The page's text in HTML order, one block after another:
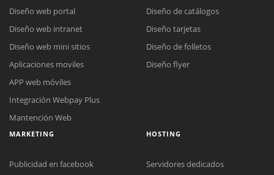
Diseño web portal
Diseño web intranet
Diseño web mini sitios
Aplicaciones moviles
APP web móviles
Integración Webpay Plus
Mantención Web
Diseño de catálogos
Diseño tarjetas
Diseño de folletos
Diseño flyer
MARKETING
Publicidad en facebook
HOSTING
Servidores dedicados